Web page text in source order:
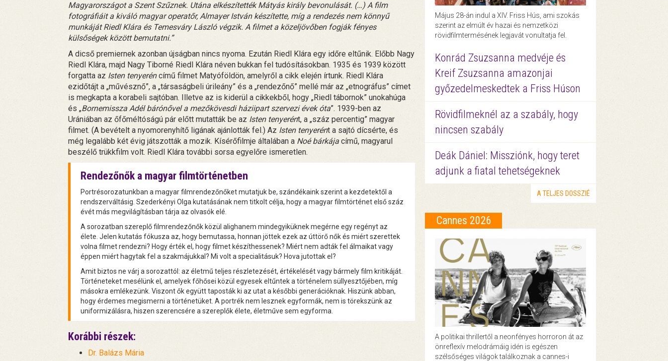
Magyarországot a Szent Szűznek. Utána elkészítették Mátyás király bevonulását. (…) A film
fotográfiáit a kiváló magyar operatőr, Almayer István készítette, míg a rendezés nem könnyű
munkáját Riedl Klára és Temesváry László végzik. A filmet a közeljövőben fogják fényes
külsőségek között bemutatni.”
A dicső premiernek azonban újságban nincs nyoma. Ezután Riedl Klára egy időre eltűnik. Előbb Nagy
Riedl Klára, majd Nagy Tiborné Riedl Klára néven bukkan fel tudósításokban. 1935 és 1939 között
forgatta az Isten tenyeréncímű filmet Matyóföldön, amelyről a cikk elején írtunk. Riedl Klára
ezidőtájt a „művésznő”, a „társaságbeli úrileány” és a „rendezőnő” mellé már az „etnográfus” címet
is megkapta a korabeli sajtóban. Illetve az is kiderül a cikkekből, hogy „Riedl tábornok” unokahúga
és „Bornemissza Adél bárónővel a mezőkövesdi háziipart szervezi évek óta”. 1939-ben az
Urániában az őfőméltóságú pár előtt mutatták be az Isten tenyerént, a „száz percentig” magyar
filmet. (A bevételt a nyomorenyhítő ligának ajánlották fel.) Az Isten tenyerént a sajtó dícsérte, és
még legalább két évig játszották a mozik. Kísérőfilmje általában a Noé bárkája című, magyarul
beszélő trükkfilm volt. Riedl Klára további sorsa egyelőre ismeretlen.
Rendezőnők a magyar filmtörténetben
Portrésorozatunkban a magyar filmrendezőnőket mutatjuk be, szándékaink szerint a kezdetektől a
rendszerváltásig. Szederkényi Olga kutatásának nem titkolt célja, hogy a magyar filmtörténet első száz
évét más megvilágításban tárja az olvasók elé.
A sorozatban szereplő filmrendezőnők közül alighanem mindegyiküknek megérne egy regényt az
élete. Jelen kutatás fókusza az, hogy bemutassa, honnan jöttek ezek az úttörő nők és miért szerettek
volna filmet rendezni? Hogy érték el, hogy filmet készíthessenek? Miért nem adták fel álmaikat vagy
éppen miért hagytak fel a szakmájukkal? Mi volt a specialitásuk? Hova jutottak el?
Amit biztos ne várj a sorozattól: az életmű teljes részletezését, értékelését vagy bármely film kritikáját.
Történeteket mesélünk el, amelyek főhősei közül egyesek eltűntek a történelem süllyesztőjében, míg
másokra emlékezünk. Viszont ők együtt taposták ki az utat a későbbi generációknak. Hiszünk abban,
hogy érdemes megismerni a történetüket. A portrék nem lesznek egyformák, nem is törekszünk az
uniformizálásra, hiszen szerencsére a szereplők élete, életműve sem egyforma.
Korábbi részek:
Dr. Balázs Mária
Május 28-án indul a XIV. Friss Hús, ami szokás
szerint az elmúlt év hazai és nemzetközi
rövidfilmtermésének legjavát vonultatja fel.
Konrád Zsuzsanna medvéje és
Kreif Zsuzsanna amazonjai
győzedelmeskedtek a Friss Húson
Rövidfilmeknél az a szabály, hogy
nincsen szabály
Deák Dániel: Missziónk, hogy teret
adjunk a fiatal tehetségeknek
A TELJES DOSSZIÉ
Cannes 2026
A politikai thrillertől a neonfényes horroron át az
önreflexív melodrámáig idén is egészen
szélsőséges világok találkoznak a cannes-i